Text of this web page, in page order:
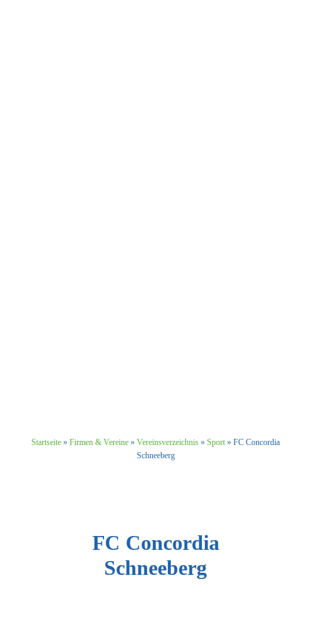
Startseite » Firmen & Vereine » Vereinsverzeichnis » Sport » FC Concordia
Schneeberg
FC Concordia
Schneeberg